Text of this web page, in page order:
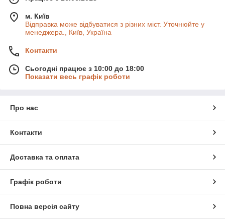
м. Київ
Відправка може відбуватися з різних міст. Уточнюйте у
менеджера., Київ, Україна
Контакти
Сьогодні працює з 10:00 до 18:00
Показати весь графік роботи
Про нас
Контакти
Доставка та оплата
Графік роботи
Повна версія сайту